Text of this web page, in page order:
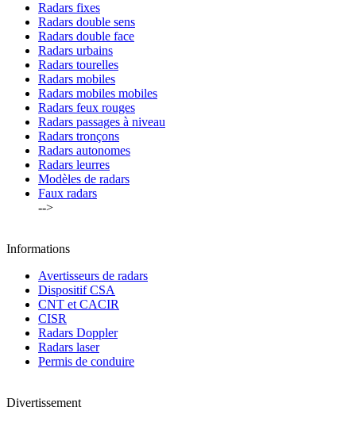
Radars fixes
Radars double sens
Radars double face
Radars urbains
Radars tourelles
Radars mobiles
Radars mobiles mobiles
Radars feux rouges
Radars passages à niveau
Radars tronçons
Radars autonomes
Radars leurres
Modèles de radars
Faux radars
-->
Informations
Avertisseurs de radars
Dispositif CSA
CNT et CACIR
CISR
Radars Doppler
Radars laser
Permis de conduire
Divertissement